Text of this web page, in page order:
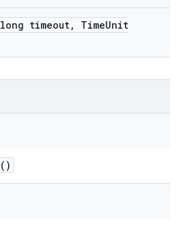
timeout, TimeUnit
()